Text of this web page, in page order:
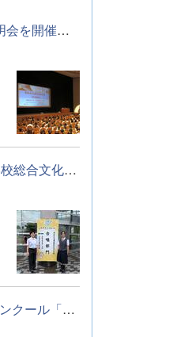
富岡高校_学校説明会を開催しました
第50回全国高等学校総合文化祭「音楽部」のご報告
群馬県吹奏楽部コンクール「銀賞」受賞しました